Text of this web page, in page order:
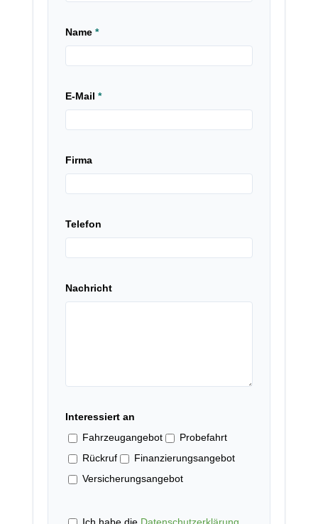
Name *
E-Mail *
Firma
Telefon
Nachricht
Interessiert an
Fahrzeugangebot
Probefahrt
Rückruf
Finanzierungsangebot
Versicherungsangebot